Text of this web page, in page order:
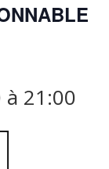
à 21:00